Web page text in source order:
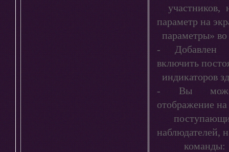
участников,
параметр на
параметры»
- Добавлен
включить
индикаторов
- Вы можете
отображение
наблюдателей,
команды: /